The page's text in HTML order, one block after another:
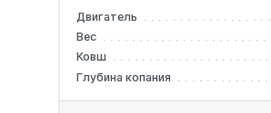
Двигатель
Вес
Ковш
Глубина копания